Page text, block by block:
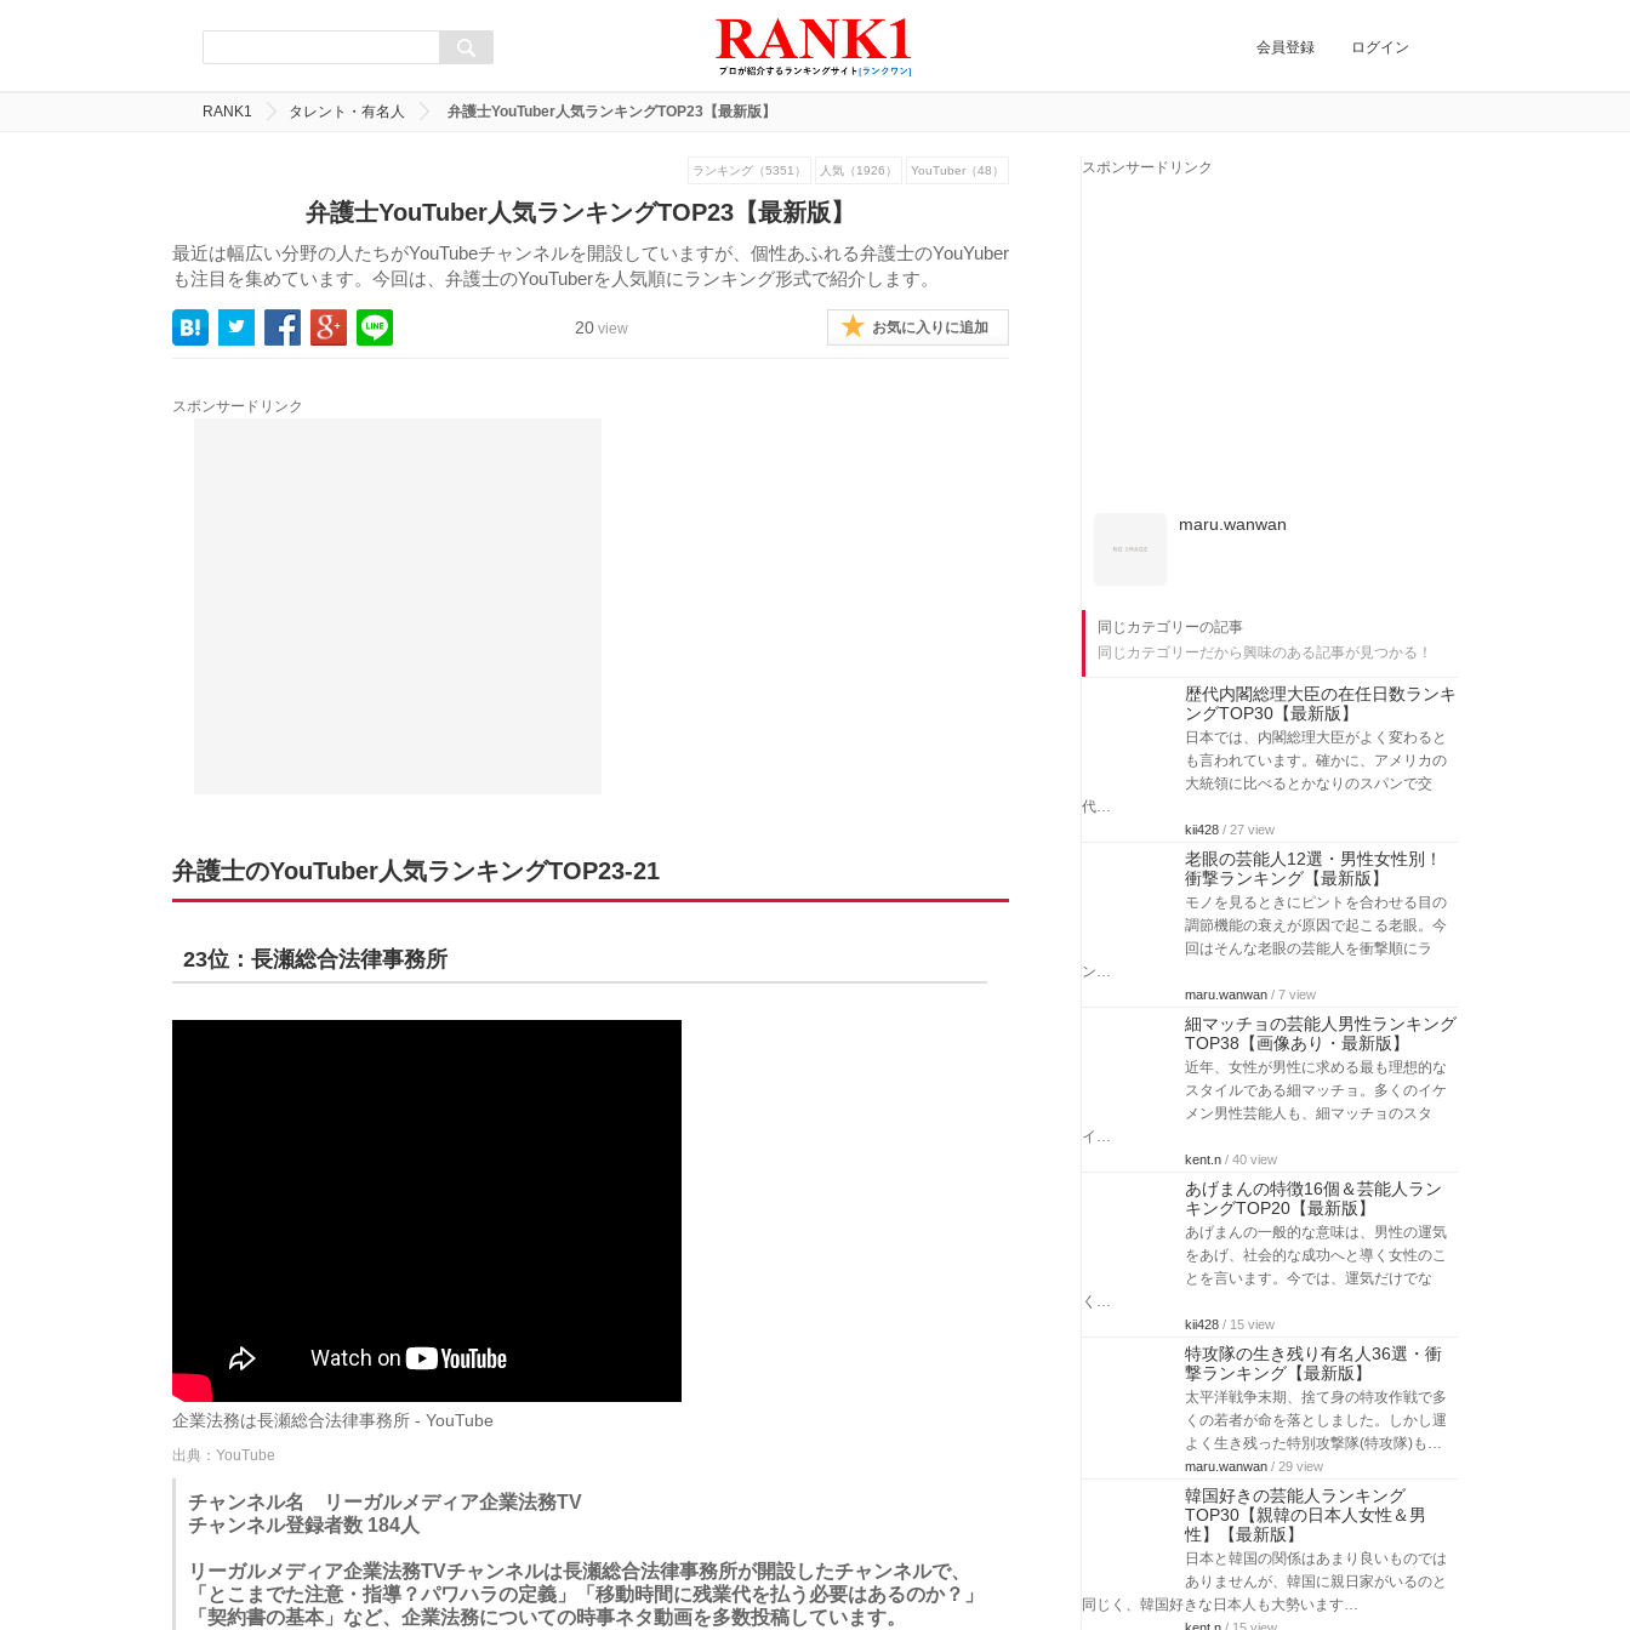
会員登録 ログイン
RANK1 タレント・有名人 弁護士YouTuber人気ランキングTOP23【最新版】
ランキング（5351） 人気（1926） YouTuber（48）
弁護士YouTuber人気ランキングTOP23【最新版】
最近は幅広い分野の人たちがYouTubeチャンネルを開設していますが、個性あふれる弁護士のYouYuber
も注目を集めています。今回は、弁護士のYouTuberを人気順にランキング形式で紹介します。
20 view お気に入りに追加
スポンサードリンク
弁護士のYouTuber人気ランキングTOP23-21
23位：長瀬総合法律事務所
企業法務は長瀬総合法律事務所 - YouTube
出典：YouTube
チャンネル名 リーガルメディア企業法務TV
チャンネル登録者数 184人
リーガルメディア企業法務TVチャンネルは長瀬総合法律事務所が開設したチャンネルで、
「とこまでた注意・指導？パワハラの定義」「移動時間に残業代を払う必要はあるのか？」
「契約書の基本」など、企業法務についての時事ネタ動画を多数投稿しています。
スポンサードリンク
maru.wanwan
同じカテゴリーの記事
同じカテゴリーだから興味のある記事が見つかる！
歴代内閣総理大臣の在任日数ランキ
ングTOP30【最新版】
日本では、内閣総理大臣がよく変わると
も言われています。確かに、アメリカの
大統領に比べるとかなりのスパンで交
代…
kii428 / 27 view
老眼の芸能人12選・男性女性別！
衝撃ランキング【最新版】
モノを見るときにピントを合わせる目の
調節機能の衰えが原因で起こる老眼。今
回はそんな老眼の芸能人を衝撃順にラ
ン…
maru.wanwan / 7 view
細マッチョの芸能人男性ランキング
TOP38【画像あり・最新版】
近年、女性が男性に求める最も理想的な
スタイルである細マッチョ。多くのイケ
メン男性芸能人も、細マッチョのスタ
イ…
kent.n / 40 view
あげまんの特徴16個＆芸能人ラン
キングTOP20【最新版】
あげまんの一般的な意味は、男性の運気
をあげ、社会的な成功へと導く女性のこ
とを言います。今では、運気だけでな
く…
kii428 / 15 view
特攻隊の生き残り有名人36選・衝
撃ランキング【最新版】
太平洋戦争末期、捨て身の特攻作戦で多
くの若者が命を落としました。しかし運
よく生き残った特別攻撃隊(特攻隊)も…
maru.wanwan / 29 view
韓国好きの芸能人ランキング
TOP30【親韓の日本人女性＆男
性】【最新版】
日本と韓国の関係はあまり良いものでは
ありませんが、韓国に親日家がいるのと
同じく、韓国好きな日本人も大勢います…